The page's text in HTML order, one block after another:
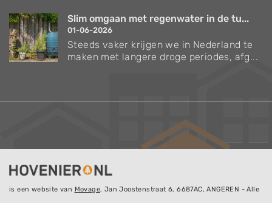
Slim omgaan met regenwater in de tu...
01-06-2026
Steeds vaker krijgen we in Nederland te
maken met langere droge periodes, afg...
is een website van Movage, Jan Joostenstraat 6, 6687AC, ANGEREN - Alle